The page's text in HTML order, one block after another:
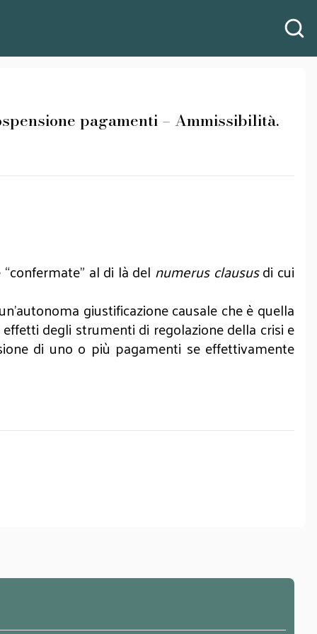
pagamenti – Ammissibilità.
al di là del numerus claususdi cui
giustificazione causale che è quella
degli strumenti di regolazione della crisi e
di uno o più pagamenti se effettivamente